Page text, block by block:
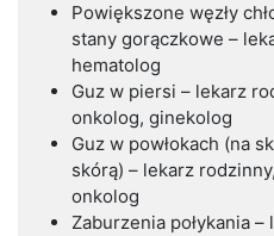
Powiększone węzły
stany gorączkowe –
hematolog
Guz w piersi – lekarz
onkolog, ginekolog
Guz w powłokach (na
skórą) – lekarz
onkolog
Zaburzenia połykania